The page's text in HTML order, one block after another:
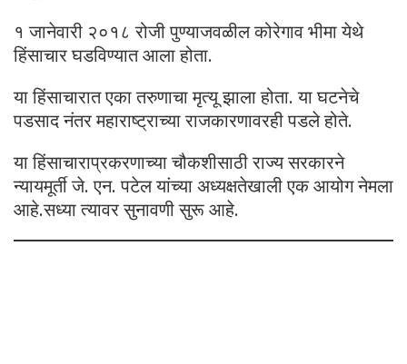
१ जानेवारी २०१८ रोजी पुण्याजवळील कोरेगाव भीमा येथे
हिंसाचार घडविण्यात आला होता.
या हिंसाचारात एका तरुणाचा मृत्यू झाला होता. या घटनेचे
पडसाद नंतर महाराष्ट्राच्या राजकारणावरही पडले होते.
या हिंसाचाराप्रकरणाच्या चौकशीसाठी राज्य सरकारने
न्यायमूर्ती जे. एन. पटेल यांच्या अध्यक्षतेखाली एक आयोग नेमला
आहे.सध्या त्यावर सुनावणी सुरू आहे.